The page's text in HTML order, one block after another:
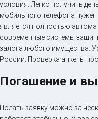
условия. Легко получить
мобильного телефона
является полностью
современные системы
залога любого имущества.
России. Проверка анкеты
Погашение и
Подать заявку можно за